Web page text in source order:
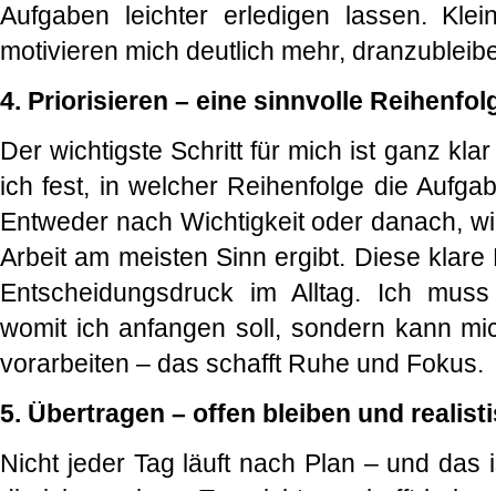
Aufgaben leichter erledigen lassen.
motivieren mich deutlich mehr,
4. Priorisieren – eine sinnvolle
Der wichtigste Schritt für mich ist ganz
ich fest, in welcher Reihenfolge die
Entweder nach Wichtigkeit oder danach,
Arbeit am meisten Sinn ergibt. Diese
Entscheidungsdruck im Alltag. Ich
womit ich anfangen soll, sondern kann
vorarbeiten – das schafft Ruhe und Fokus.
5. Übertragen – offen bleiben und
Nicht jeder Tag läuft nach Plan – und das